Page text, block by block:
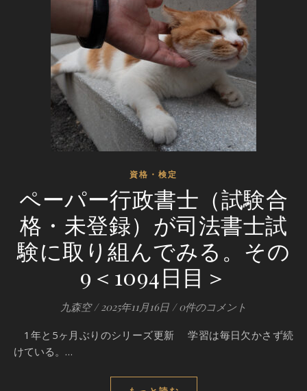
資格・検定
ペーパー行政書士（試験合
格・未登録）が司法書士試
験に取り組んでみる。その
9＜1094日目＞
九森空 / 2025年11月16日 / 0件のコメント
1年と5ヶ月ぶりのシリーズ更新 学習は毎日欠かさず続
けている。…